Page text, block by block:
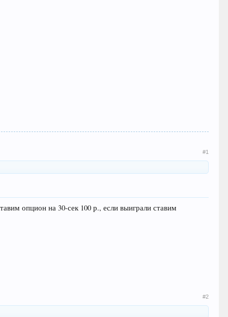
#1
опцион на 30-сек 100 р., если выиграли ставим
#2